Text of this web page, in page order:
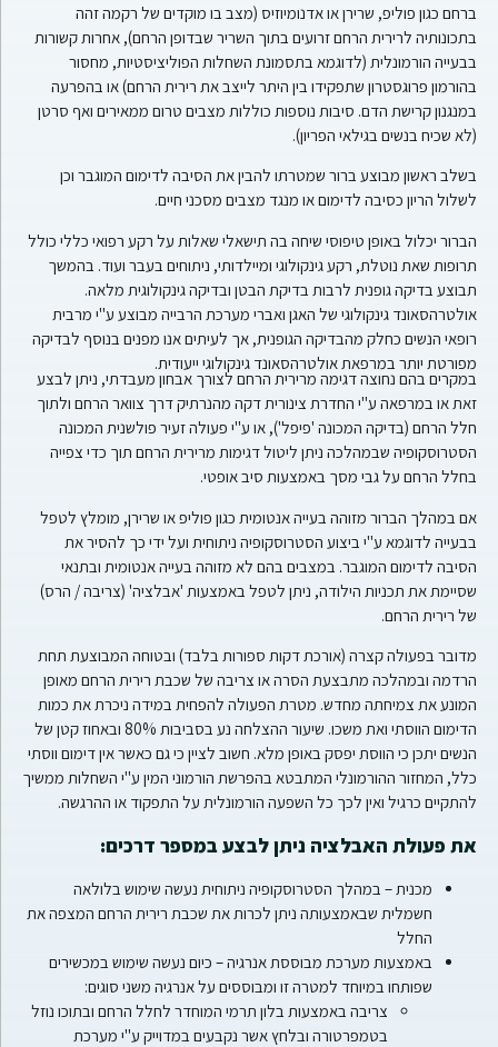
ברחם כגון פוליפ, שרירן או אדנומיוזיס (מצב בו מוקדים של רקמה זהה
בתכונותיה לרירית הרחם זרועים בתוך השריר שבדופן הרחם), אחרות קשורות
בבעייה הורמונלית (לדוגמא בתסמונת השחלות הפוליציסטיות, מחסור
בהורמון פרוגסטרון שתפקידו בין היתר לייצב את רירית הרחם) או בהפרעה
במנגנון קרישת הדם. סיבות נוספות כוללות מצבים טרום ממאירים ואף סרטן
(לא שכיח בנשים בגילאי הפריון).
בשלב ראשון מבוצע ברור שמטרתו להבין את הסיבה לדימום המוגבר וכן
לשלול הריון כסיבה לדימום או מנגד מצבים מסכני חיים.
הברור יכלול באופן טיפוסי שיחה בה תישאלי שאלות על רקע רפואי כללי כולל
תרופות שאת נוטלת, רקע גינקולוגי ומיילדותי, ניתוחים בעבר ועוד. בהמשך
תבוצע בדיקה גופנית לרבות בדיקת הבטן ובדיקה גינקולוגית מלאה.
אולטרהסאונד גינקולוגי של האגן ואברי מערכת הרבייה מבוצע ע"י מרבית
רופאי הנשים כחלק מהבדיקה הגופנית, אך לעיתים אנו מפנים בנוסף לבדיקה
מפורטת יותר במרפאת אולטרהסאונד גינקולוגי ייעודית.
במקרים בהם נחוצה דגימה מרירית הרחם לצורך אבחון מעבדתי, ניתן לבצע
זאת או במרפאה ע"י החדרת צינורית דקה מהנרתיק דרך צוואר הרחם ולתוך
חלל הרחם (בדיקה המכונה 'פיפל'), או ע"י פעולה זעיר פולשנית המכונה
הסטרוסקופיה שבמהלכה ניתן ליטול דגימות מרירית הרחם תוך כדי צפייה
בחלל הרחם על גבי מסך באמצעות סיב אופטי.
אם במהלך הברור מזוהה בעייה אנטומית כגון פוליפ או שרירן, מומלץ לטפל
בבעייה לדוגמא ע"י ביצוע הסטרוסקופיה ניתוחית ועל ידי כך להסיר את
הסיבה לדימום המוגבר. במצבים בהם לא מזוהה בעייה אנטומית ובתנאי
שסיימת את תכניות הילודה, ניתן לטפל באמצעות 'אבלציה' (צריבה / הרס)
של רירית הרחם.
מדובר בפעולה קצרה (אורכת דקות ספורות בלבד) ובטוחה המבוצעת תחת
הרדמה ובמהלכה מתבצעת הסרה או צריבה של שכבת רירית הרחם מאופן
המונע את צמיחתה מחדש. מטרת הפעולה להפחית במידה ניכרת את כמות
הדימום הווסתי ואת משכו. שיעור ההצלחה נע בסביבות 80% ובאחוז קטן של
הנשים יתכן כי הווסת יפסק באופן מלא. חשוב לציין כי גם כאשר אין דימום ווסתי
כלל, המחזור ההורמונלי המתבטא בהפרשת הורמוני המין ע"י השחלות ממשיך
להתקיים כרגיל ואין לכך כל השפעה הורמונלית על התפקוד או ההרגשה.
את פעולת האבלציה ניתן לבצע במספר דרכים:
מכנית – במהלך הסטרוסקופיה ניתוחית נעשה שימוש בלולאה
חשמלית שבאמצעותה ניתן לכרות את שכבת רירית הרחם המצפה את
החלל
באמצעות מערכת מבוססת אנרגיה – כיום נעשה שימוש במכשירים
שפותחו במיוחד למטרה זו ומבוססים על אנרגיה משני סוגים:
צריבה באמצעות בלון תרמי המוחדר לחלל הרחם ובתוכו נוזל
בטמפרטורה ובלחץ אשר נקבעים במדוייק ע"י מערכת